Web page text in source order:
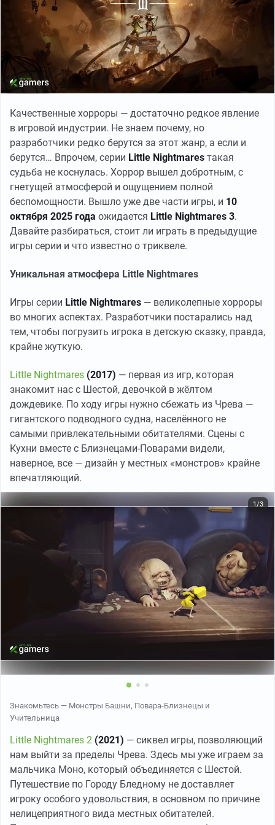
Качественные хорроры — достаточно редкое явление
в игровой индустрии. Не знаем почему, но
разработчики редко берутся за этот жанр, а если и
берутся… Впрочем, серии Little Nightmares такая
судьба не коснулась. Хоррор вышел добротным, с
гнетущей атмосферой и ощущением полной
беспомощности. Вышло уже две части игры, и 10
октября 2025 года ожидается Little Nightmares 3.
Давайте разбираться, стоит ли играть в предыдущие
игры серии и что известно о триквеле.
Уникальная атмосфера Little Nightmares
Игры серии Little Nightmares — великолепные хорроры
во многих аспектах. Разработчики постарались над
тем, чтобы погрузить игрока в детскую сказку, правда,
крайне жуткую.
Little Nightmares (2017) — первая из игр, которая
знакомит нас с Шестой, девочкой в жёлтом
дождевике. По ходу игры нужно сбежать из Чрева —
гигантского подводного судна, населённого не
самыми привлекательными обитателями. Сцены с
Кухни вместе с Близнецами-Поварами видели,
наверное, все — дизайн у местных «монстров» крайне
впечатляющий.
1/3
Знакомьтесь — Монстры Башни, Повара-Близнецы и
Учительница
Little Nightmares 2 (2021) — сиквел игры, позволяющий
нам выйти за пределы Чрева. Здесь мы уже играем за
мальчика Моно, который объединяется с Шестой.
Путешествие по Городу Бледному не доставляет
игроку особого удовольствия, в основном по причине
нелицеприятного вида местных обитателей.